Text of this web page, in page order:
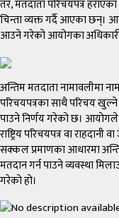
तर, मतदाता परिचयपत्र
चिन्ता व्यक्त गर्दै आएका छन्।
आउने गरेको आयोगका
अन्तिम मतदाता नामावलीमा
परिचयपत्रका साथै परिचय
पाउने निर्णय गरेको छ। आयोगले
राष्ट्रिय परिचयपत्र वा
सक्कल प्रमाणका आधारमा
मतदान गर्न पाउने व्यवस्था
गरेको हो।